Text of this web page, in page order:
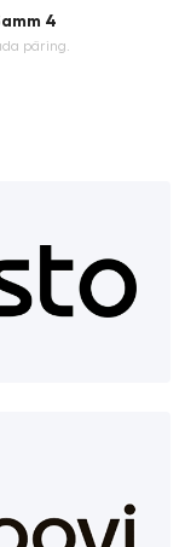
4
päring.